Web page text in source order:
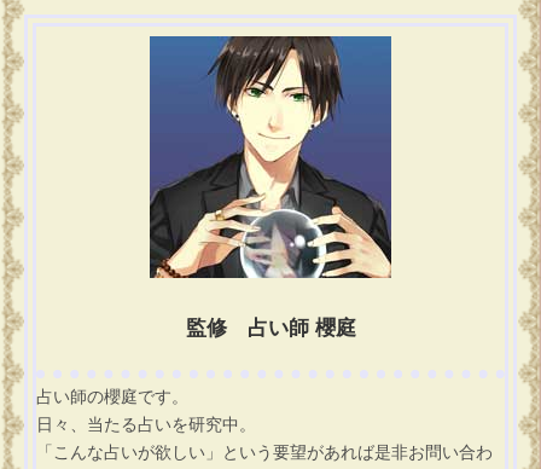
監修 占い師 櫻庭
占い師の櫻庭です。
日々、当たる占いを研究中。
「こんな占いが欲しい」という要望があれば是非お問い合わ